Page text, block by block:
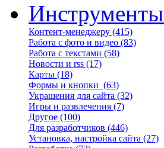
Инструменты
Контент-менеджеру (415)
Работа с фото и видео (83)
Работа с текстами (58)
Новости и rss (17)
Карты (18)
Формы и кнопки (63)
Украшения для сайта (32)
Игры и развлечения (7)
Другое (100)
Для разработчиков (446)
Установка, настройка сайта (27)